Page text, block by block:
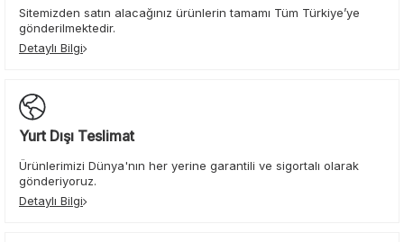
Sitemizden satın alacağınız ürünlerin tamamı Tüm Türkiye’ye
gönderilmektedir.
Detaylı Bilgi
Yurt Dışı Teslimat
Ürünlerimizi Dünya'nın her yerine garantili ve sigortalı olarak
gönderiyoruz.
Detaylı Bilgi